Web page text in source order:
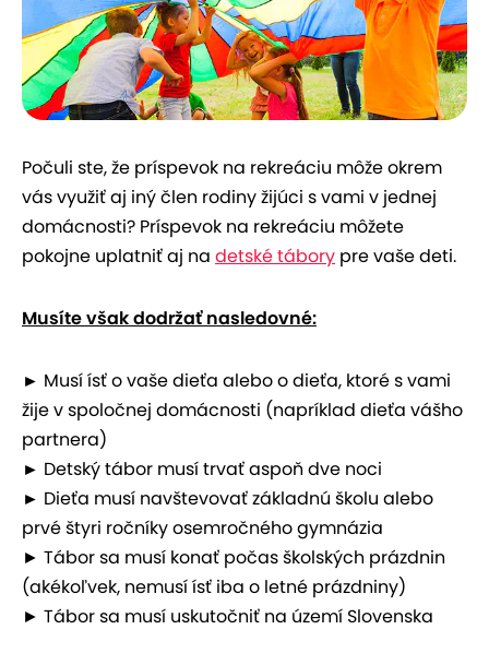
Počuli ste, že príspevok na rekreáciu môže okrem
vás využiť aj iný člen rodiny žijúci s vami v jednej
domácnosti? Príspevok na rekreáciu môžete
pokojne uplatniť aj na detské tábory pre vaše deti.
Musíte však dodržať nasledovné:
► Musí ísť o vaše dieťa alebo o dieťa, ktoré s vami
žije v spoločnej domácnosti (napríklad dieťa vášho
partnera)
► Detský tábor musí trvať aspoň dve noci
► Dieťa musí navštevovať základnú školu alebo
prvé štyri ročníky osemročného gymnázia
► Tábor sa musí konať počas školských prázdnin
(akékoľvek, nemusí ísť iba o letné prázdniny)
► Tábor sa musí uskutočniť na území Slovenska